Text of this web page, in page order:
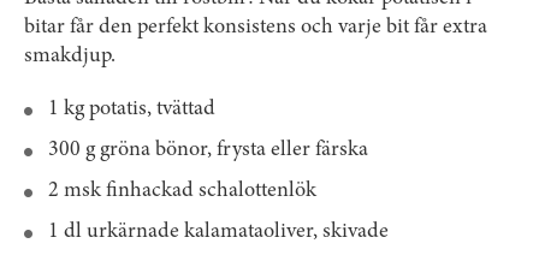
bitar får den perfekt konsistens och varje bit får extra
smakdjup.
1 kg potatis, tvättad
300 g gröna bönor, frysta eller färska
2 msk finhackad schalottenlök
1 dl urkärnade kalamataoliver, skivade